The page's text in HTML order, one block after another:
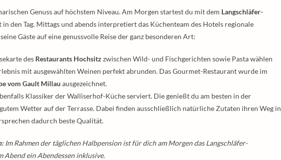
Genuss auf höchstem Niveau. Am Morgen startest du mit dem Langschläfer-
in den Tag. Mittags und abends interpretiert das Küchenteam des Hotels regionale
Gäste auf eine genussvolle Reise der ganz besonderen Art:
des Restaurants Hochsitz zwischen Wild- und Fischgerichten sowie Pasta wählen
mit ausgewählten Weinen perfekt abrunden. Das Gourmet-Restaurant wurde im
vom Gault Millau ausgezeichnet.
Klassiker der Walliserhof-Küche serviert. Die genießt du am besten in der
Wetter auf der Terrasse. Dabei finden ausschließlich natürliche Zutaten ihren Weg in
dadurch beste Qualität.
Im Rahmen der täglichen Halbpension ist für dich am Morgen das Langschläfer-
Abend ein Abendessen inklusive.